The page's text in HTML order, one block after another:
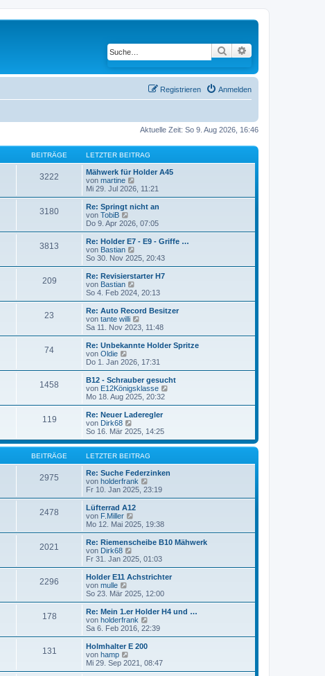
Suche
Anmelden
Registrieren
Aktuelle Zeit: So 9. Aug 2026, 16:46
BEITRÄGE LETZTER BEITRAG
3222
Mähwerk für Holder A45
von martine
e
u
e
t
e
r
e
i
r
a
g
Mi 29. Jul 2026, 11:21
3180
Re: Springt nicht an
von TobiB
e
u
e
s
t
e
r
B
e
i
r
a
g
Do 9. Apr 2026, 07:05
3813
Re: Holder E7 - E9 - Griffe …
von Bastian
e
u
e
t
e
r
B
e
i
r
a
g
So 30. Nov 2025, 20:43
209
Re: Revisierstarter H7
von Bastian
e
u
e
s
t
e
r
B
e
i
r
a
g
So 4. Feb 2024, 20:13
23
Re: Auto Record Besitzer
von tante willi
e
u
e
t
e
r
B
e
i
r
a
g
Sa 11. Nov 2023, 11:48
74
Re: Unbekannte Holder Spritze
von Oldie
e
u
e
s
t
e
r
B
e
i
t
r
g
Do 1. Jan 2026, 17:31
1458
B12 - Schrauber gesucht
von E12Königsklasse
u
e
r
e
i
a
Mo 18. Aug 2025, 20:32
119
Re: Neuer Laderegler
von Dirk68
e
u
e
s
t
e
r
B
e
i
t
r
a
g
So 16. Mär 2025, 14:25
BEITRÄGE LETZTER BEITRAG
2975
Re: Suche Federzinken
von holderfrank
e
u
t
e
r
B
e
i
r
a
g
Fr 10. Jan 2025, 23:19
2478
Lüfterrad A12
von F.Miller
e
u
e
t
e
r
B
e
i
t
r
a
g
Mo 12. Mai 2025, 19:38
2021
Re: Riemenscheibe B10 Mähwerk
von Dirk68
e
u
e
t
e
r
B
e
i
t
r
a
g
Fr 31. Jan 2025, 01:03
2296
Holder E11 Achstrichter
von mulle
e
u
e
s
t
e
r
B
e
i
So 23. Mär 2025, 12:00
178
Re: Mein 1.er Holder H4 und …
von holderfrank
e
u
t
e
Sa 6. Feb 2016, 22:39
131
Holmhalter E 200
von hamp
e
u
Mi 29. Sep 2021, 08:47